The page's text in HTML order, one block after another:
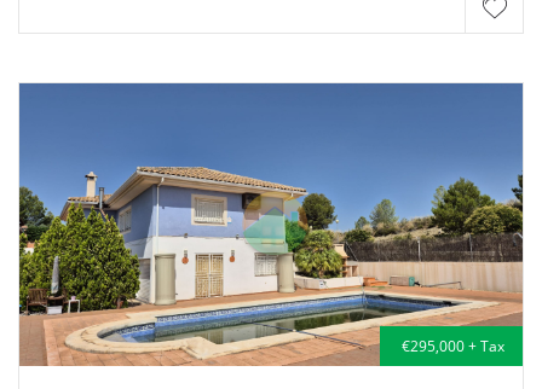
€295,000 + Tax